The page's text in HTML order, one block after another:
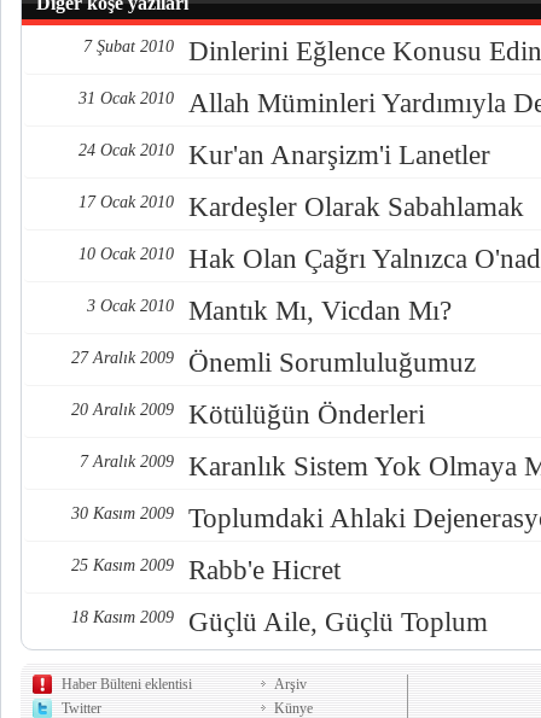
7 Şubat 2010 Dinlerini Eğlence Konusu
31 Ocak 2010 Allah Müminleri Yardımıyla
24 Ocak 2010 Kur'an Anarşizm'i Lanetler
17 Ocak 2010 Kardeşler Olarak Sabahlamak
10 Ocak 2010 Hak Olan Çağrı Yalnızca
3 Ocak 2010 Mantık Mı, Vicdan Mı?
27 Aralık 2009 Önemli Sorumluluğumuz
20 Aralık 2009 Kötülüğün Önderleri
7 Aralık 2009 Karanlık Sistem Yok Olmaya
30 Kasım 2009 Toplumdaki Ahlaki
25 Kasım 2009 Rabb'e Hicret
18 Kasım 2009 Güçlü Aile, Güçlü Toplum
Haber Bülteni eklentisi
Twitter
Arşiv
Künye